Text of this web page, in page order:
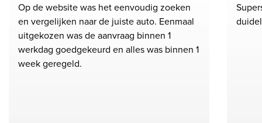
Op de website was het eenvoudig zoeken
en vergelijken naar de juiste auto. Eenmaal
uitgekozen was de aanvraag binnen 1
werkdag goedgekeurd en alles was binnen 1
week geregeld.